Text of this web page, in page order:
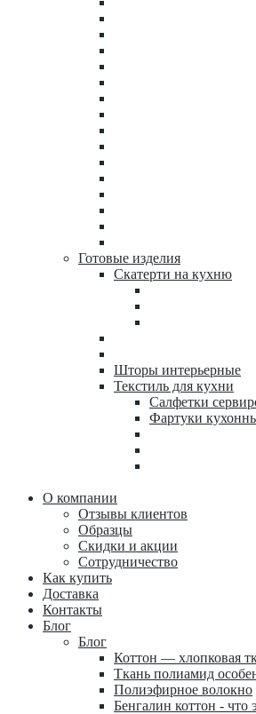
Готовые изделия
Скатерти на кухню
Шторы интерьерные
Текстиль для кухни
Салфетки
Фартуки
О компании
Отзывы клиентов
Образцы
Скидки и акции
Сотрудничество
Как купить
Доставка
Контакты
Блог
Блог
Коттон — хлопковая
Ткань полиамид
Полиэфирное волокно
Бенгалин коттон - что